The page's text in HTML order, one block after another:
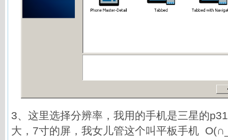
3、这里选择分辨率，我用的手机是三星的
大，7寸的屏，我女儿管这个叫平板手机